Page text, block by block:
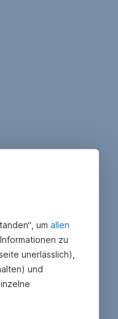
um allen
zu
unerlässlich),
und